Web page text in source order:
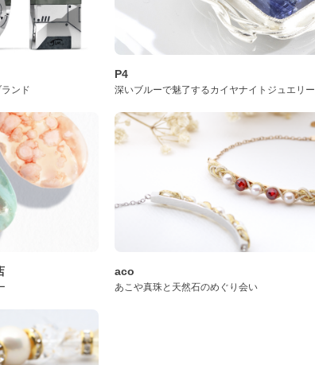
ンド
P4
深いブルーで魅了するカイヤナイトジュエリー
aco
あこや真珠と天然石のめぐり会い